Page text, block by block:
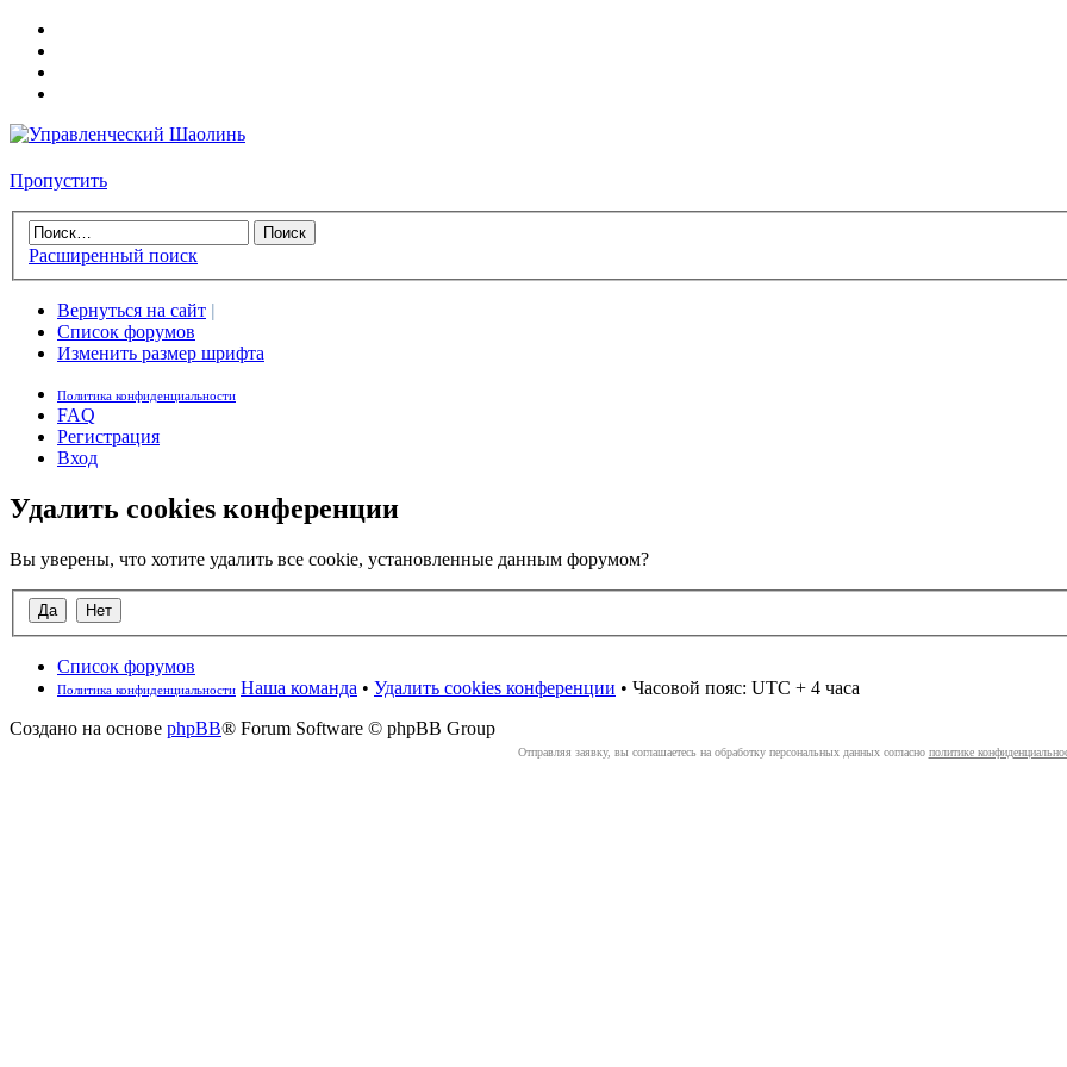
Пропустить
Расширенный поиск
Вернуться на сайт |
Список форумов
Изменить размер шрифта
Политика конфиденциальности
FAQ
Регистрация
Вход
Удалить cookies конференции
Вы уверены, что хотите удалить все cookie, установленные данным форумом?
Список форумов
Политика конфиденциальности Наша команда • Удалить cookies конференции • Часовой пояс: UTC + 4 часа
Создано на основе phpBB® Forum Software © phpBB Group
Отправляя заявку, вы соглашаетесь на обработку персональных данных согласно политике